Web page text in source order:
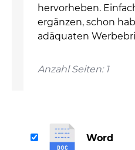
hervorheben.
ergänzen, schon
adäquaten
Anzahl Seiten: 1
Word